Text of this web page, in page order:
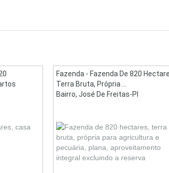
Fazenda - Fazenda De 820
Terra Bruta, Própria ...
Bairro, José De Freitas-PI